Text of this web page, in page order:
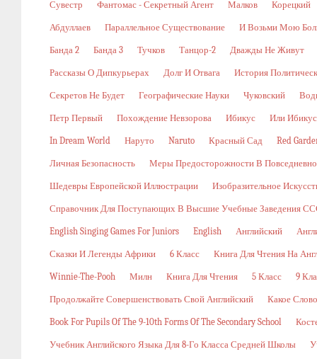
Сувестр Фантомас - Секретный Агент Малков Корецкий
Абдуллаев Параллельное Существование И Возьми Мою
Банда 2 Банда 3 Тучков Танцор-2 Дважды Не Живут
Рассказы О Дипкурьерах Долг И Отвага История
Секретов Не Будет Географические Науки Чуковский
Петр Первый Похождение Невзорова Ибикус Или Ибикус
In Dream World Наруто Naruto Красный Сад Red
Личная Безопасность Меры Предосторожности В
Шедевры Европейской Иллюстрации Изобразительное
Справочник Для Поступающих В Высшие Учебные Заведения
English Singing Games For Juniors English Английский
Сказки И Легенды Африки 6 Класс Книга Для Чтения На
Winnie-The-Pooh Милн Книга Для Чтения 5 Класс 9
Продолжайте Совершенствовать Свой Английский Какое
Book For Pupils Of The 9-10th Forms Of The Secondary School
Учебник Английского Языка Для 8-Го Класса Средней Школы